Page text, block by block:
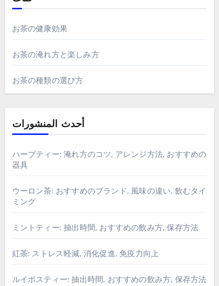
お茶の健康効果
お茶の淹れ方と楽しみ方
お茶の種類の選び方
أحدث المنشورات
ハーブティー: 淹れ方のコツ, アレンジ方法, おすすめの
器具
ウーロン茶: おすすめのブランド, 風味の違い, 飲むタイ
ミング
ミントティー: 抽出時間, おすすめの飲み方, 保存方法
紅茶: ストレス軽減, 消化促進, 免疫力向上
ルイボスティー: 抽出時間, おすすめの飲み方, 保存方法